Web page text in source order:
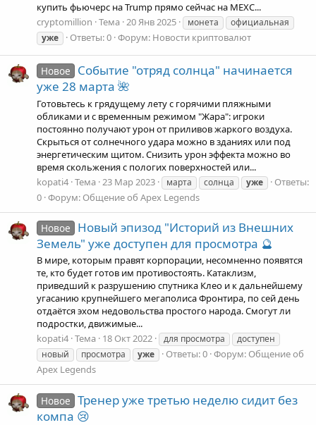
купить фьючерс на Trump прямо сейчас на MEXC...
cryptomillion Тема 20 Янв 2025 монета
официальная
уже
Ответы: 0 Форум: Новости криптовалют
Новое
Cобытие "отряд солнца" начинается
уже 28 марта 🌺
Готовьтесь к грядущему лету с горячими пляжными
обликами и с временным режимом "Жара": игроки
постоянно получают урон от приливов жаркого воздуха.
Скрыться от солнечного удара можно в зданиях или под
энергетическим щитом. Снизить урон эффекта можно во
время скольжения с пологих поверхностей или...
kopati4 Тема 23 Мар 2023 марта солнца уже
Ответы:
0 Форум: Общение об Apex Legends
Новое
Новый эпизод "Историй из Внешних
Земель" уже доступен для просмотра 🔮
В мире, которым правят корпорации, несомненно появятся
те, кто будет готов им противостоять. Катаклизм,
приведший к разрушению спутника Клео и к дальнейшему
угасанию крупнейшего мегаполиса Фронтира, по сей день
отдаётся эхом недовольства простого народа. Смогут ли
подростки, движимые...
kopati4 Тема 18 Окт 2022 для просмотра
доступен
новый
просмотра уже Ответы: 0 Форум: Общение об
Apex Legends
Новое Тренер уже третью неделю сидит без
компа 😢